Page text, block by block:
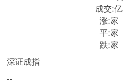
成交:亿
涨:家
平:家
跌:家
深证成指
--